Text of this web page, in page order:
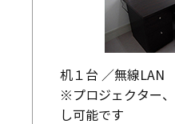
机１台 ／無線LAN
※プロジェクター
し可能です